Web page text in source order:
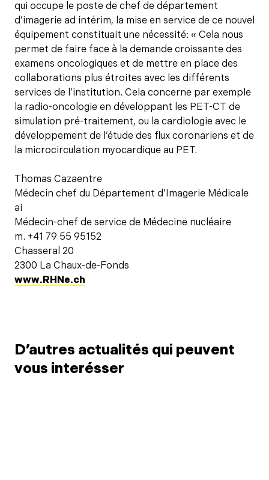
qui occupe le poste de chef de département
d’imagerie ad intérim, la mise en service de ce nouvel
équipement constituait une nécessité: « Cela nous
permet de faire face à la demande croissante des
examens oncologiques et de mettre en place des
collaborations plus étroites avec les différents
services de l’institution. Cela concerne par exemple
la radio-oncologie en développant les PET-CT de
simulation pré-traitement, ou la cardiologie avec le
développement de l’étude des flux coronariens et de
la microcirculation myocardique au PET.
Thomas Cazaentre
Médecin chef du Département d’Imagerie Médicale
ai
Médecin-chef de service de Médecine nucléaire
m. +41 79 55 95152
Chasseral 20
2300 La Chaux-de-Fonds
www.RHNe.ch
D’autres actualités qui peuvent
vous interésser